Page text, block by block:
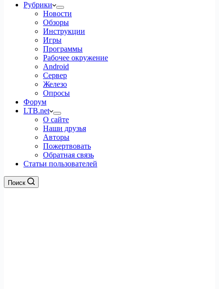
Рубрики
Новости
Обзоры
Инструкции
Игры
Программы
Рабочее окружение
Android
Сервер
Железо
Опросы
Форум
LTB.net
О сайте
Наши друзья
Авторы
Пожертвовать
Обратная связь
Статьи пользователей
Поиск